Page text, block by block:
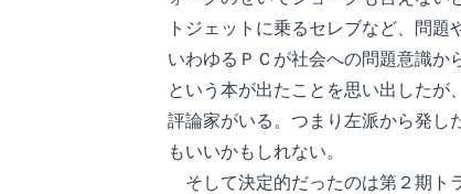
トジェットに乗るセレブなど、問題
いわゆるＰＣが社会への問題意識か
という本が出たことを思い出した
評論家がいる。つまり左派から発し
もいいかもしれない。
そして決定的だったのは第２期ト